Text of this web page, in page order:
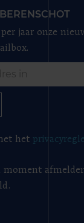
jaar onze
het